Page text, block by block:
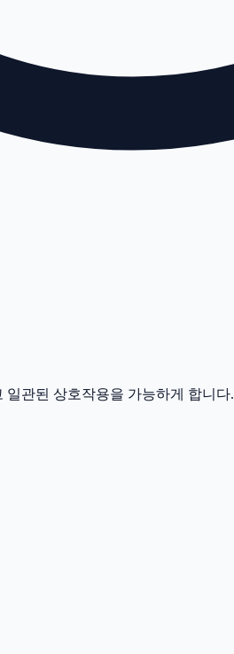
관된 상호작용을 가능하게 합니다.